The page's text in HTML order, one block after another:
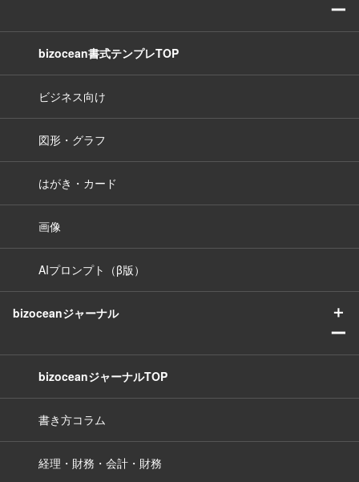
ー
bizocean書式テンプレTOP
ビジネス向け
図形・グラフ
はがき・カード
画像
AIプロンプト（β版）
bizoceanジャーナル
＋
ー
bizoceanジャーナルTOP
書き方コラム
経理・財務・会計・財務